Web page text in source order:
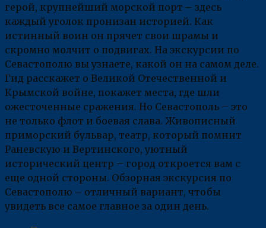
герой, крупнейший морской порт – здесь
каждый уголок пронизан историей. Как
истинный воин он прячет свои шрамы и
скромно молчит о подвигах. На экскурсии по
Севастополю вы узнаете, какой он на самом деле.
Гид расскажет о Великой Отечественной и
Крымской войне, покажет места, где шли
ожесточенные сражения. Но Севастополь – это
не только флот и боевая слава. Живописный
приморский бульвар, театр, который помнит
Раневскую и Вертинского, уютный
исторический центр – город откроется вам с
еще одной стороны. Обзорная экскурсия по
Севастополю – отличный вариант, чтобы
увидеть все самое главное за один день.